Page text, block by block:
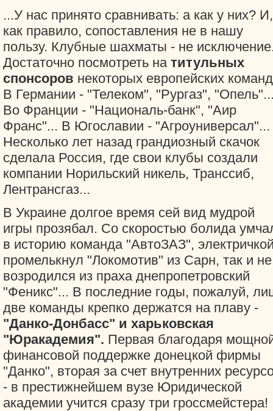
...У нас принято сравнивать: а как у них? И,
как правило, сопоставления не в нашу
пользу. Клубные шахматы - не
Достаточно посмотреть на титульных
спонсоров некоторых европейских
В Германии - "Телеком", "Рургаз",
Во Франции - "Националь-банк", "Аир
Франс"... В Югославии - "Агроуниверсал"...
Несколько лет назад грандиозный скачок
сделала Россия, где свои клубы создали
компании Норильский никель, Транссиб,
Лентрансгаз...
В Украине долгое время сей вид мудрой
игры прозябал. Со скоростью болида
в историю команда "АвтоЗАЗ",
промелькнул "Локомотив" из Сарн, так и не
возродился из праха днепропетровский
"Феникс"... В последние годы, пожалуй,
две команды крепко держатся на плаву -
"Данко-Донбасс" и харьковская
"Юракадемия". Первая благодаря
финансовой поддержке донецкой фирмы
"Данко", вторая за счет внутренних
- в престижнейшем вузе Юридической
академии учится сразу три гроссмейстера!